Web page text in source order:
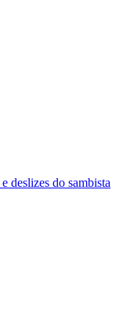
deslizes do sambista